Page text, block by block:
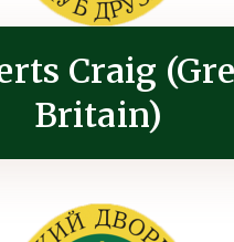
Craig
Britain)